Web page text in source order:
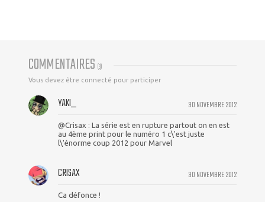
COMMENTAIRES (3)
Vous devez être connecté pour participer
30 NOVEMBRE 2012
YAKI_
@Crisax : La série est en rupture partout on en est
au 4ème print pour le numéro 1 c\'est juste
l\'énorme coup 2012 pour Marvel
30 NOVEMBRE 2012
CRISAX
Ca défonce !